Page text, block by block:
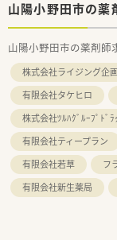
山陽小野田市の薬
山陽小野田市の薬剤師
株式会社ライジング企
有限会社タケヒロ
株式会社ﾂﾙﾊｸﾞﾙｰﾌﾟﾄﾞ
有限会社ティープラン
有限会社若草
フ
有限会社新生薬局